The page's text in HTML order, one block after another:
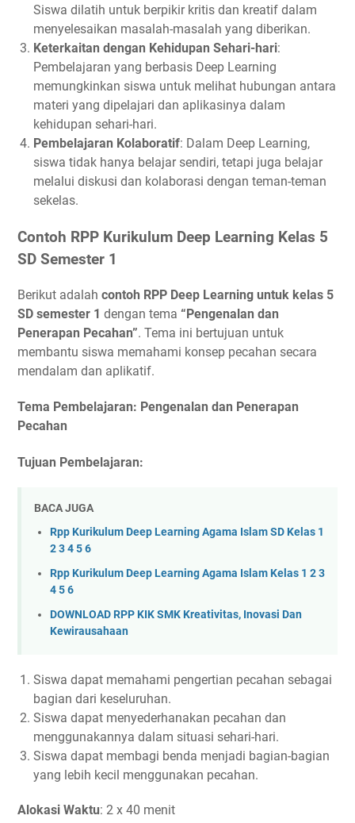
Siswa dilatih untuk berpikir kritis dan kreatif dalam
menyelesaikan masalah-masalah yang diberikan.
Keterkaitan dengan Kehidupan Sehari-hari:
Pembelajaran yang berbasis Deep Learning
memungkinkan siswa untuk melihat hubungan antara
materi yang dipelajari dan aplikasinya dalam
kehidupan sehari-hari.
Pembelajaran Kolaboratif: Dalam Deep Learning,
siswa tidak hanya belajar sendiri, tetapi juga belajar
melalui diskusi dan kolaborasi dengan teman-teman
sekelas.
Contoh RPP Kurikulum Deep Learning Kelas 5
SD Semester 1
Berikut adalah contoh RPP Deep Learning untuk kelas 5
SD semester 1 dengan tema “Pengenalan dan
Penerapan Pecahan”. Tema ini bertujuan untuk
membantu siswa memahami konsep pecahan secara
mendalam dan aplikatif.
Tema Pembelajaran: Pengenalan dan Penerapan
Pecahan
Tujuan Pembelajaran:
BACA JUGA
Rpp Kurikulum Deep Learning Agama Islam SD Kelas 1
2 3 4 5 6
Rpp Kurikulum Deep Learning Agama Islam Kelas 1 2 3
4 5 6
DOWNLOAD RPP KIK SMK Kreativitas, Inovasi Dan
Kewirausahaan
Siswa dapat memahami pengertian pecahan sebagai
bagian dari keseluruhan.
Siswa dapat menyederhanakan pecahan dan
menggunakannya dalam situasi sehari-hari.
Siswa dapat membagi benda menjadi bagian-bagian
yang lebih kecil menggunakan pecahan.
Alokasi Waktu: 2 x 40 menit